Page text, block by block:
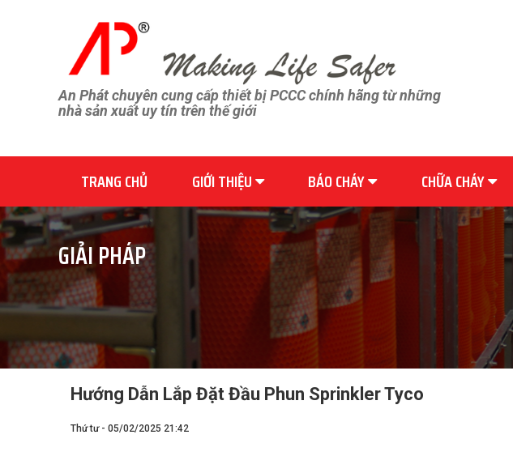
An Phát chuyên cung cấp thiết bị PCCC chính hãng từ những
nhà sản xuất uy tín trên thế giới
TRANG CHỦ GIỚI THIỆU BÁO CHÁY CHỮA CHÁY
GIẢI PHÁP
Hướng Dẫn Lắp Đặt Đầu Phun Sprinkler Tyco
Thứ tư - 05/02/2025 21:42